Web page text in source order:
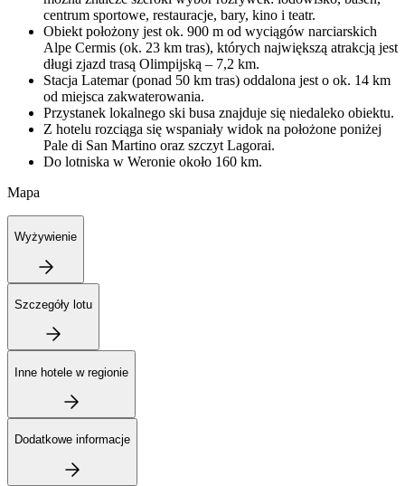
centrum sportowe, restauracje, bary, kino i teatr.
Obiekt położony jest ok. 900 m od wyciągów narciarskich
Alpe Cermis (ok. 23 km tras), których największą atrakcją jest
długi zjazd trasą Olimpijską – 7,2 km.
Stacja Latemar (ponad 50 km tras) oddalona jest o ok. 14 km
od miejsca zakwaterowania.
Przystanek lokalnego ski busa znajduje się niedaleko obiektu.
Z hotelu rozciąga się wspaniały widok na położone poniżej
Pale di San Martino oraz szczyt Lagorai.
Do lotniska w Weronie około 160 km.
Mapa
Wyżywienie
Szczegóły lotu
Inne hotele w regionie
Dodatkowe informacje